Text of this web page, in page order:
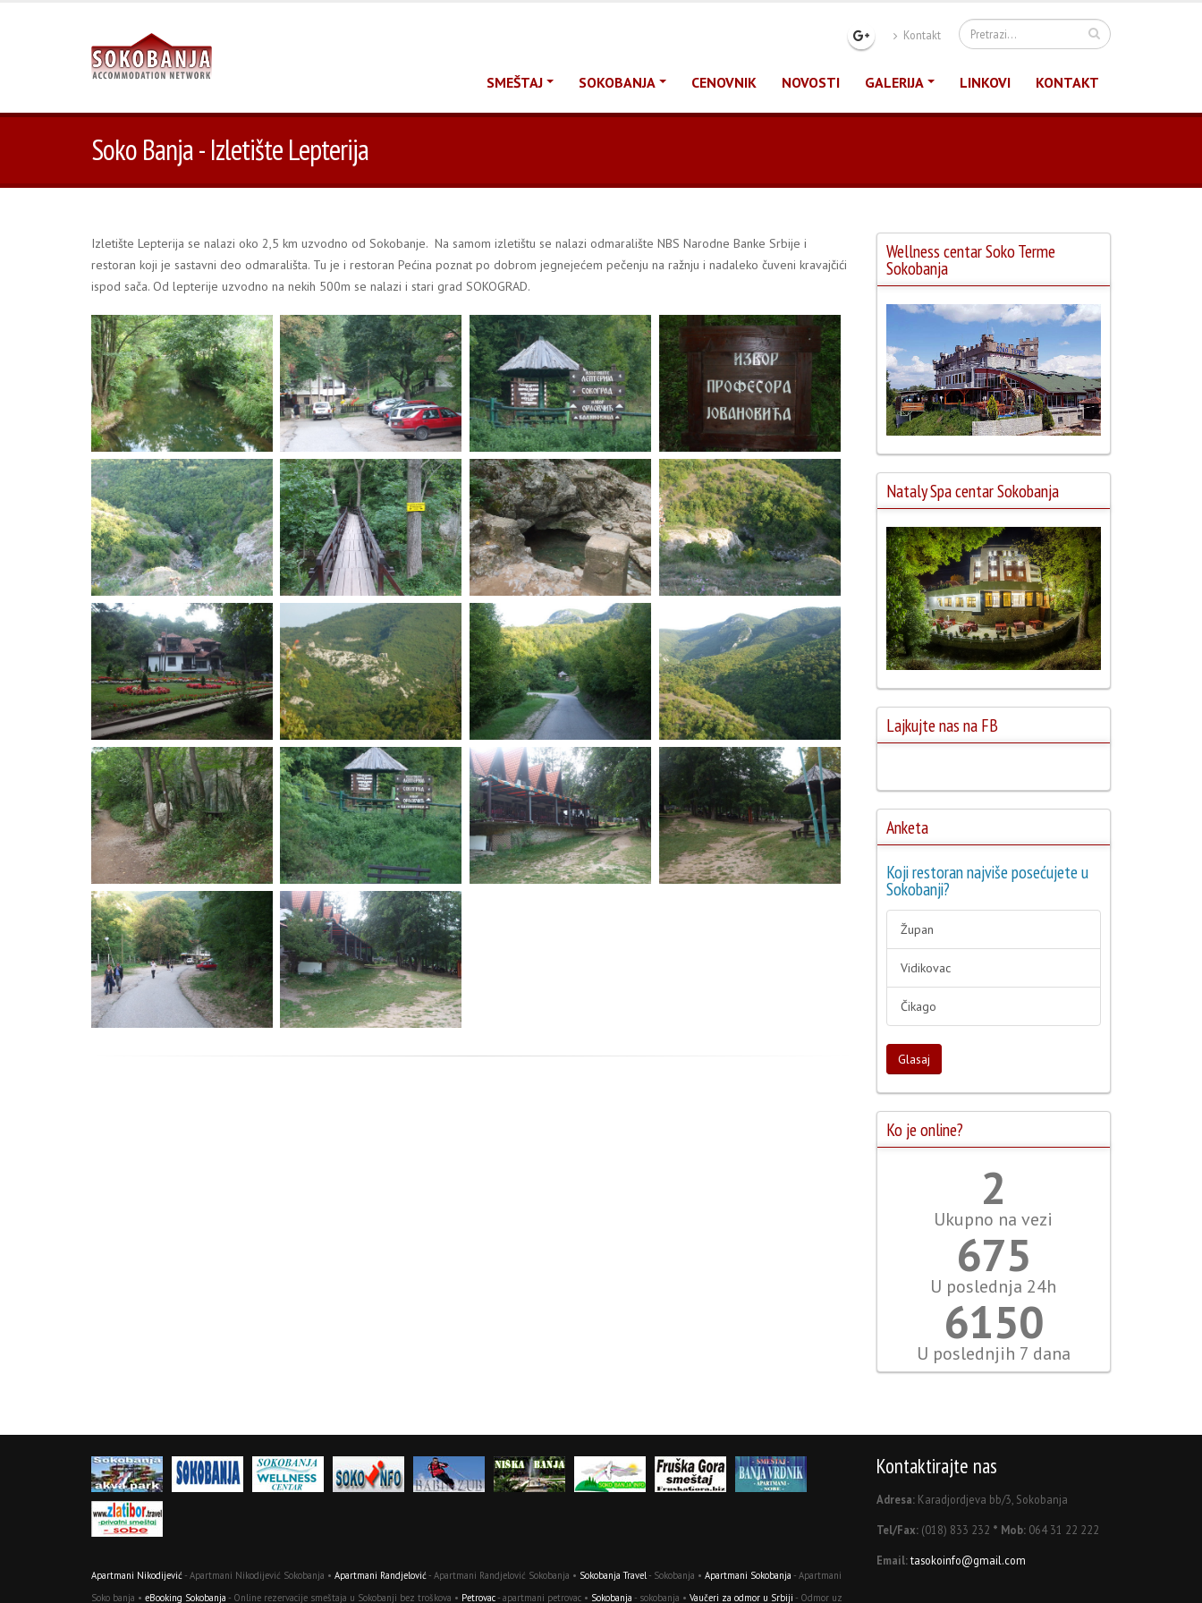
Kontakt
SMEŠTAJ SOKOBANJA CENOVNIK NOVOSTI GALERIJA LINKOVI KONTAKT
Soko Banja - Izletište Lepterija
Izletište Lepterija se nalazi oko 2,5 km uzvodno od Sokobanje. Na samom izletištu se nalazi odmaralište NBS Narodne Banke Srbije i
restoran koji je sastavni deo odmarališta. Tu je i restoran Pećina poznat po dobrom jegnejećem pečenju na ražnju i nadaleko čuveni kravajčići
ispod sača. Od lepterije uzvodno na nekih 500m se nalazi i stari grad SOKOGRAD.
Wellness centar Soko Terme
Sokobanja
Nataly Spa centar Sokobanja
Lajkujte nas na FB
Anketa
Koji restoran najviše posećujete u
Sokobanji?
Župan
Vidikovac
Čikago
Glasaj
Ko je online?
2
Ukupno na vezi
810
U poslednja 24h
7380
U poslednjih 7 dana
Apartmani Nikodijević- Apartmani Nikodijević Sokobanja • Apartmani Randjelović- Apartmani Randjelović Sokobanja • Sokobanja Travel- Sokobanja • Apartmani Sokobanja - Apartmani
Soko banja • eBooking Sokobanja - Online rezervacije smeštaja u Sokobanji bez troškova • Petrovac- apartmani petrovac • Sokobanja - sokobanja • Vaučeri za odmor u Srbiji - Odmor uz
Kontaktirajte nas
Adresa:Karadjordjeva bb/3, Sokobanja
Tel/Fax:(018) 833 232 * Mob:064 31 22 222
Email: tasokoinfo@gmail.com